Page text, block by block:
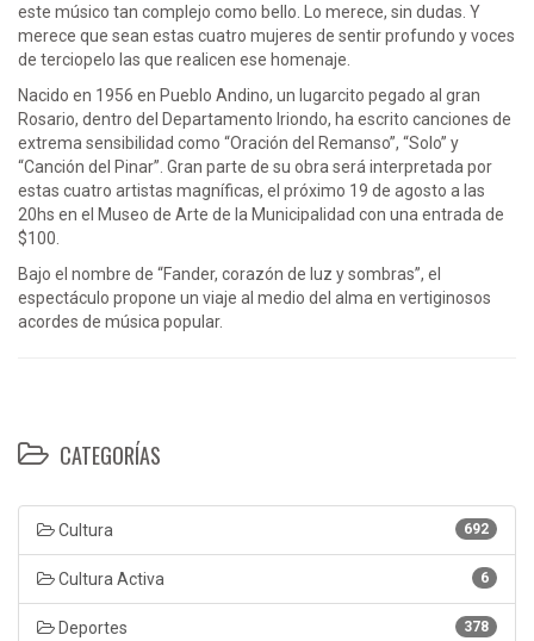
este músico tan complejo como bello. Lo merece, sin dudas. Y
merece que sean estas cuatro mujeres de sentir profundo y voces
de terciopelo las que realicen ese homenaje.
Nacido en 1956 en Pueblo Andino, un lugarcito pegado al gran
Rosario, dentro del Departamento Iriondo, ha escrito canciones de
extrema sensibilidad como “Oración del Remanso”, “Solo” y
“Canción del Pinar”. Gran parte de su obra será interpretada por
estas cuatro artistas magníficas, el próximo 19 de agosto a las
20hs en el Museo de Arte de la Municipalidad con una entrada de
$100.
Bajo el nombre de “Fander, corazón de luz y sombras”, el
espectáculo propone un viaje al medio del alma en vertiginosos
acordes de música popular.
CATEGORÍAS
692
Cultura
6
Cultura Activa
378
Deportes